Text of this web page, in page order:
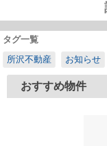
タグ一覧
所沢不動産
お知らせ
おすすめ物件